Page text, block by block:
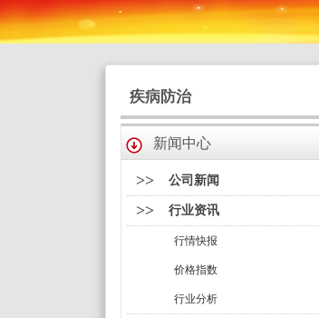
疾病防治
新闻中心
>> 公司新闻
>> 行业资讯
行情快报
价格指数
行业分析